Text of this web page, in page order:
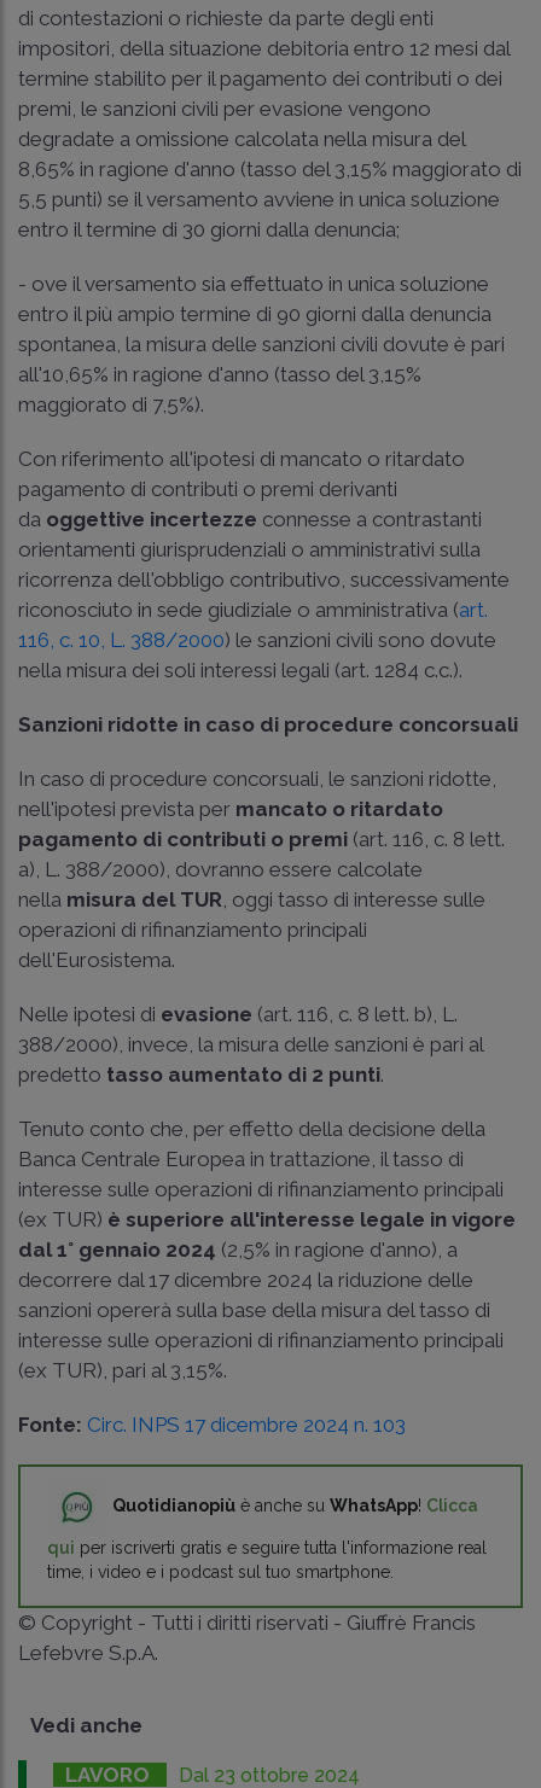
di contestazioni o richieste da parte degli enti
impositori, della situazione debitoria entro 12 mesi dal
termine stabilito per il pagamento dei contributi o dei
premi, le sanzioni civili per evasione vengono
degradate a omissione calcolata nella misura del
8,65% in ragione d'anno (tasso del 3,15% maggiorato di
5,5 punti) se il versamento avviene in unica soluzione
entro il termine di 30 giorni dalla denuncia;
- ove il versamento sia effettuato in unica soluzione
entro il più ampio termine di 90 giorni dalla denuncia
spontanea, la misura delle sanzioni civili dovute è pari
all'10,65% in ragione d'anno (tasso del 3,15%
maggiorato di 7,5%).
Con riferimento all'ipotesi di mancato o ritardato
pagamento di contributi o premi derivanti
da oggettive incertezze connesse a contrastanti
orientamenti giurisprudenziali o amministrativi sulla
ricorrenza dell'obbligo contributivo, successivamente
riconosciuto in sede giudiziale o amministrativa (art.
116, c. 10, L. 388/2000) le sanzioni civili sono dovute
nella misura dei soli interessi legali (art. 1284 c.c.).
Sanzioni ridotte in caso di procedure concorsuali
In caso di procedure concorsuali, le sanzioni ridotte,
nell'ipotesi prevista per mancato o ritardato
pagamento di contributi o premi (art. 116, c. 8 lett.
a), L. 388/2000), dovranno essere calcolate
nella misura del TUR, oggi tasso di interesse sulle
operazioni di rifinanziamento principali
dell'Eurosistema.
Nelle ipotesi di evasione (art. 116, c. 8 lett. b), L.
388/2000), invece, la misura delle sanzioni è pari al
predetto tasso aumentato di 2 punti.
Tenuto conto che, per effetto della decisione della
Banca Centrale Europea in trattazione, il tasso di
interesse sulle operazioni di rifinanziamento principali
(ex TUR) è superiore all'interesse legale in vigore
dal 1° gennaio 2024 (2,5% in ragione d'anno), a
decorrere dal 17 dicembre 2024 la riduzione delle
sanzioni opererà sulla base della misura del tasso di
interesse sulle operazioni di rifinanziamento principali
(ex TUR), pari al 3,15%.
Fonte: Circ. INPS 17 dicembre 2024 n. 103
Quotidianopiù è anche su WhatsApp! Clicca
qui per iscriverti gratis e seguire tutta l'informazione real
time, i video e i podcast sul tuo smartphone.
© Copyright - Tutti i diritti riservati - Giuffrè Francis
Lefebvre S.p.A.
Vedi anche
LAVORO Dal 23 ottobre 2024